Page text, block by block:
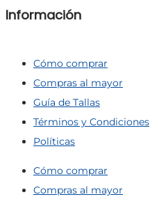
Información
Cómo comprar
Compras al mayor
Guía de Tallas
Términos y Condiciones
Políticas
Cómo comprar
Compras al mayor